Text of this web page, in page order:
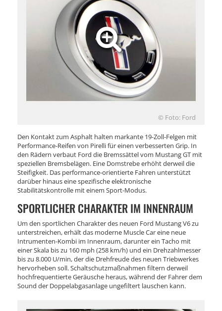
© Foto: Ford
Den Kontakt zum Asphalt halten markante 19-Zoll-Felgen mit
Performance-Reifen von Pirelli für einen verbesserten Grip. In
den Rädern verbaut Ford die Bremssättel vom Mustang GT mit
speziellen Bremsbelägen. Eine Domstrebe erhöht derweil die
Steifigkeit. Das performance-orientierte Fahren unterstützt
darüber hinaus eine spezifische elektronische
Stabilitätskontrolle mit einem Sport-Modus.
SPORTLICHER CHARAKTER IM INNENRAUM
Um den sportlichen Charakter des neuen Ford Mustang V6 zu
unterstreichen, erhält das moderne Muscle Car eine neue
Intrumenten-Kombi im Innenraum, darunter ein Tacho mit
einer Skala bis zu 160 mph (258 km/h) und ein Drehzahlmesser
bis zu 8.000 U/min, der die Drehfreude des neuen Triebwerkes
hervorheben soll. Schaltschutzmaßnahmen filtern derweil
hochfrequentierte Geräusche heraus, während der Fahrer dem
Sound der Doppelabgasanlage ungefiltert lauschen kann.